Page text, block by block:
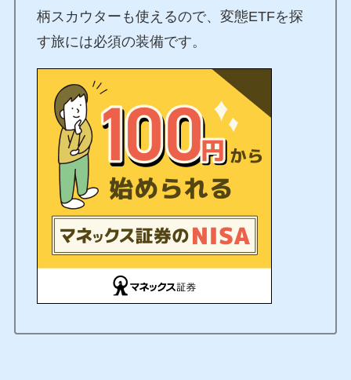
柄スカウターも使えるので、変態ETFを探
す旅には必須の装備です。